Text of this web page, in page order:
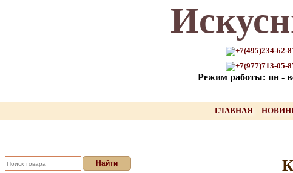
Только для Вас промокод на
Отправить
+7(495)234-62-
+7(977)713-05-
Режим работы: пн -
ГЛАВНАЯ